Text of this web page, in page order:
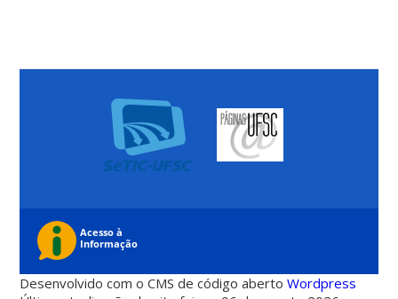
Desenvolvido com o CMS de código abertoWordpress